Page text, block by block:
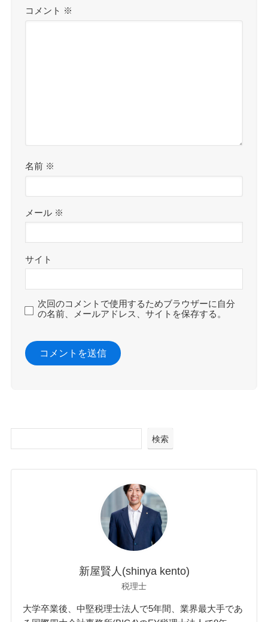
コメント ※
名前 ※
メール ※
サイト
次回のコメントで使用するためブラウザーに自分
の名前、メールアドレス、サイトを保存する。
検索
新屋賢人(shinya kento)
税理士
大学卒業後、中堅税理士法人で5年間、業界最大手であ